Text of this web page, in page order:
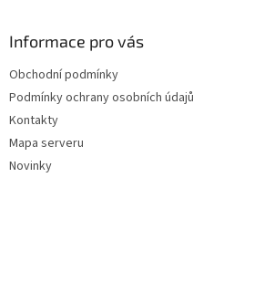
Informace pro vás
Obchodní podmínky
Podmínky ochrany osobních údajů
Kontakty
Mapa serveru
Novinky